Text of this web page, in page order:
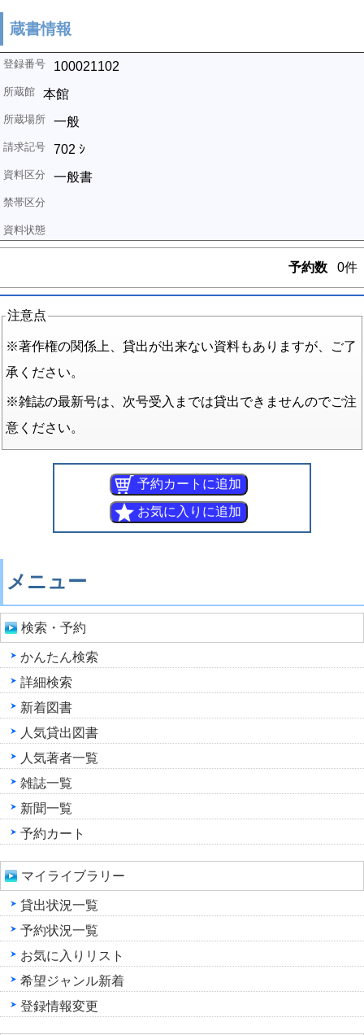
蔵書情報
100021102
本館
一般
702 ｼ
一般書
予約数 0件
注意点
※著作権の関係上、貸出が出来ない資料もありますが、ご了
承ください。
※雑誌の最新号は、次号受入までは貸出できませんのでご注
意ください。
メニュー
検索・予約
かんたん検索
詳細検索
新着図書
人気貸出図書
人気著者一覧
雑誌一覧
新聞一覧
予約カート
マイライブラリー
貸出状況一覧
予約状況一覧
お気に入りリスト
希望ジャンル新着
登録情報変更